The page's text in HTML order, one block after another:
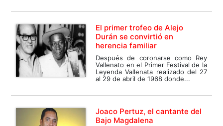
El primer trofeo de Alejo
Durán se convirtió en
herencia familiar
Después de coronarse como Rey
Vallenato en el Primer Festival de la
Leyenda Vallenata realizado del 27
al 29 de abril de 1968 donde...
Joaco Pertuz, el cantante del
Bajo Magdalena